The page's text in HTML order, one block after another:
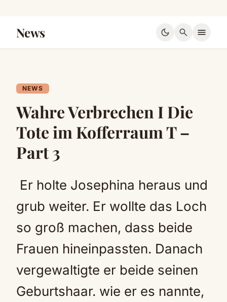
News dark_mode search menu
NEWS
Wahre Verbrechen I Die
Tote im Kofferraum T –
Part 3
Er holte Josephina heraus und
grub weiter. Er wollte das Loch
so groß machen, dass beide
Frauen hineinpassten. Danach
vergewaltigte er beide seinen
Geburtshaar. wie er es nannte,